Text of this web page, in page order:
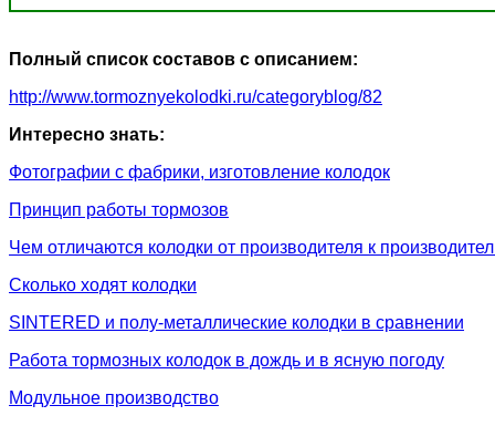
Полный список составов с описанием:
http://www.tormoznyekolodki.ru/categoryblog/82
Интересно знать:
Фотографии с фабрики, изготовление колодок
Принцип работы тормозов
Чем отличаются колодки от производителя к
Сколько ходят колодки
SINTERED и полу-металлические колодки в сравнении
Работа тормозных колодок в дождь и в ясную погоду
Модульное производство